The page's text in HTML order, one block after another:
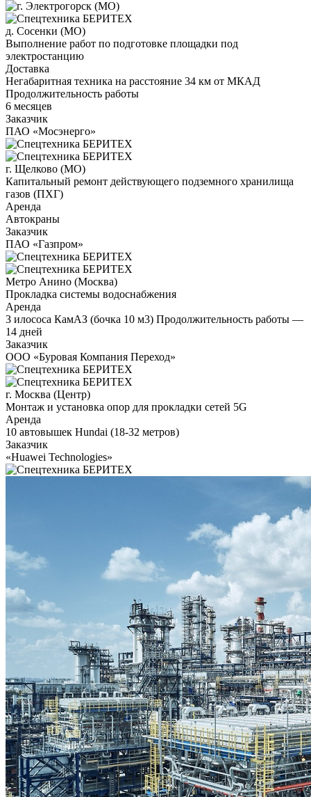
д. Сосенки (МО)
Выполнение работ по подготовке площадки под
электростанцию
Доставка
Негабаритная техника на расстояние 34 км от МКАД
Продолжительность работы
6 месяцев
Заказчик
ПАО «Мосэнерго»
г. Щелково (МО)
Капитальный ремонт действующего подземного хранилища
газов (ПХГ)
Аренда
Автокраны
Заказчик
ПАО «Газпром»
Метро Анино (Москва)
Прокладка системы водоснабжения
Аренда
3 илососа КамАЗ (бочка 10 м3) Продолжительность работы —
14 дней
Заказчик
ООО «Буровая Компания Переход»
г. Москва (Центр)
Монтаж и установка опор для прокладки сетей 5G
Аренда
10 автовышек Hundai (18-32 метров)
Заказчик
«Huawei Technologies»